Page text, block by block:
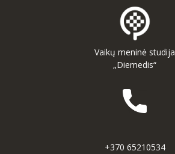
Vaikų meninė studija
„Diemedis“
+370 65210534